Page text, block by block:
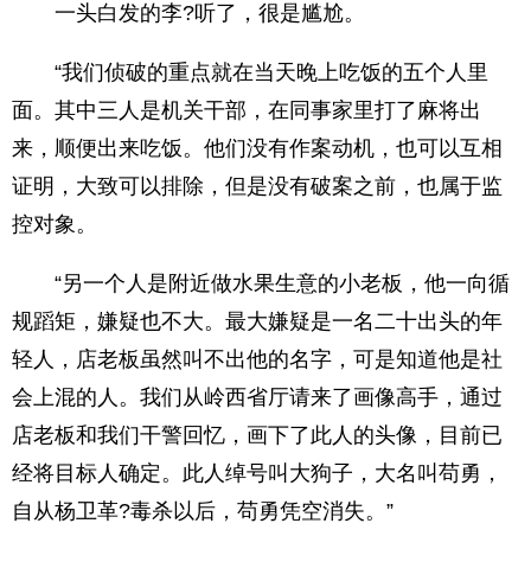
一头白发的李?听了，很是尴尬。
“我们侦破的重点就在当天晚上吃饭的五个人里
面。其中三人是机关干部，在同事家里打了麻将出
来，顺便出来吃饭。他们没有作案动机，也可以互相
证明，大致可以排除，但是没有破案之前，也属于监
控对象。
“另一个人是附近做水果生意的小老板，他一向循
规蹈矩，嫌疑也不大。最大嫌疑是一名二十出头的年
轻人，店老板虽然叫不出他的名字，可是知道他是社
会上混的人。我们从岭西省厅请来了画像高手，通过
店老板和我们干警回忆，画下了此人的头像，目前已
经将目标人确定。此人绰号叫大狗子，大名叫苟勇，
自从杨卫革?毒杀以后，苟勇凭空消失。”